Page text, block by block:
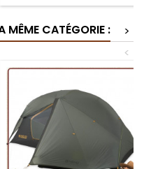
même sur sols rocailleux.
les piquets sans riper, et dos
pied de biche. Décapsuleur
MÊME CATÉGORIE :
>
<